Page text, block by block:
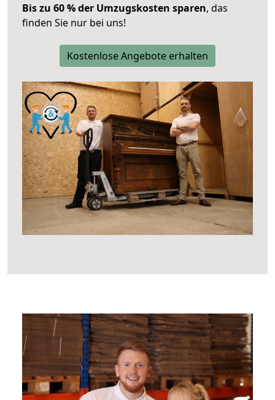
Bis zu 60 % der Umzugskosten sparen, das
finden Sie nur bei uns!
Kostenlose Angebote erhalten